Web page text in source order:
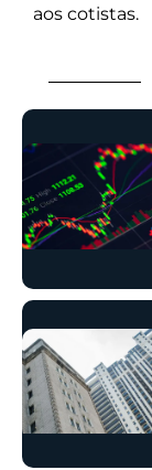
aos cotistas.